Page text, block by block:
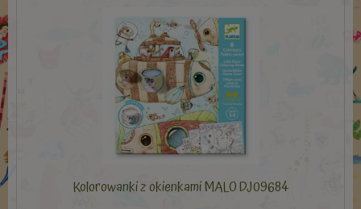
Kolorowanki z okienkami MALO DJ09684